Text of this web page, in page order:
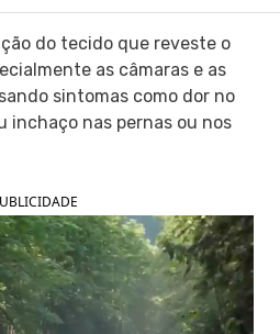
NAS REDES SOCIAIS
do tecido que reveste o
as câmaras e as
sintomas como dor no
inchaço nas pernas ou nos